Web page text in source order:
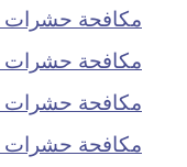
مكافحة
مكافحة حشرات
مكافحة حشرات
مكافحة حشرات